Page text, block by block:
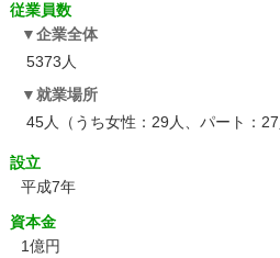
従業員数
企業全体
5373人
就業場所
45人（うち女性：29人、パート：27
設立
平成7年
資本金
1億円